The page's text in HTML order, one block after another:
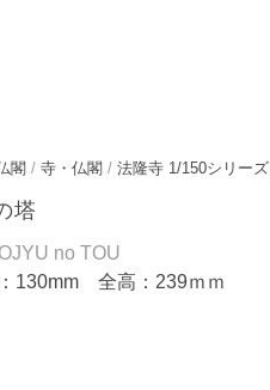
閣 / 寺・仏閣 / 法隆寺 1/150シリーズ
塔
no TOU
130mm 全高：239ｍｍ